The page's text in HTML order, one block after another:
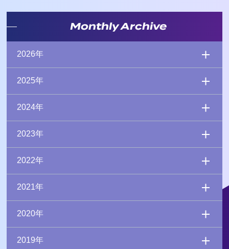
Monthly Archive
2026年
2025年
2024年
2023年
2022年
2021年
2020年
2019年